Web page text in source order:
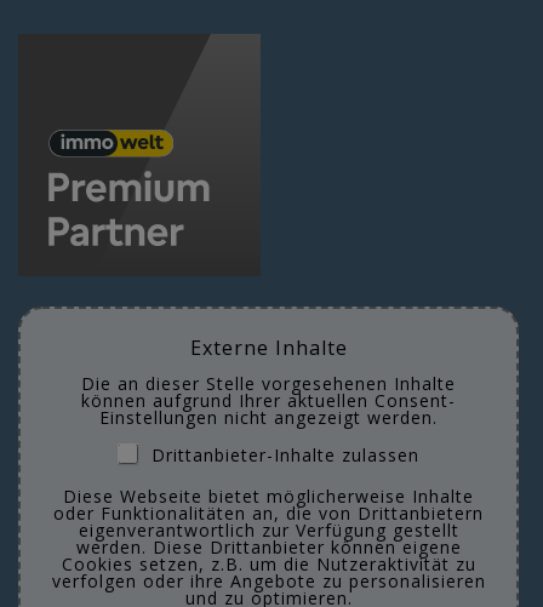
Externe Inhalte
Die an dieser Stelle vorgesehenen Inhalte
können aufgrund Ihrer aktuellen Consent-
Einstellungen nicht angezeigt werden.
Drittanbieter-Inhalte zulassen
Diese Webseite bietet möglicherweise Inhalte
oder Funktionalitäten an, die von Drittanbietern
eigenverantwortlich zur Verfügung gestellt
werden. Diese Drittanbieter können eigene
Cookies setzen, z.B. um die Nutzeraktivität zu
verfolgen oder ihre Angebote zu personalisieren
und zu optimieren.